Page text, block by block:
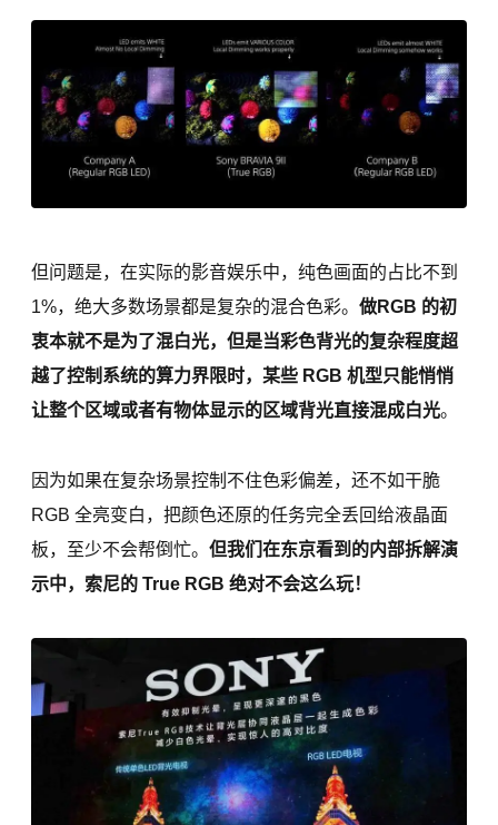
但问题是，在实际的影音娱乐中，纯色画面的占比不到
1%，绝大多数场景都是复杂的混合色彩。 做RGB 的初
衷本就不是为了混白光，但是当彩色背光的复杂程度超
越了控制系统的算力界限时，某些 RGB 机型只能悄悄
让整个区域或者有物体显示的区域背光直接混成白光。
因为如果在复杂场景控制不住色彩偏差，还不如干脆
RGB 全亮变白，把颜色还原的任务完全丢回给液晶面
板，至少不会帮倒忙。 但我们在东京看到的内部拆解演
示中，索尼的 True RGB 绝对不会这么玩！